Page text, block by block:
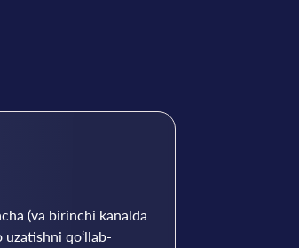
(va birinchi kanalda
qo‘llab-